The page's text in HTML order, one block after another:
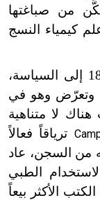
من صباغتها
كيمياء النسج
تحوّل اهتمامه إبان ثورة عام 1830 إلى السياسة،
وتعرّض وهو في
لا متناهية
ترياقاً فعالاً
من السجن، عاد
الطبي
الكتب الأكثر بيعاً